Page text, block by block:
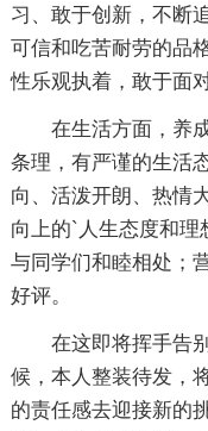
习、敢于创新，不断
可信和吃苦耐劳的品
性乐观执着，敢于面
在生活方面，养
条理，有严谨的生活
向、活泼开朗、热情
向上的`人生态度和
与同学们和睦相处；
好评。
在这即将挥手告
候，本人整装待发，
的责任感去迎接新的